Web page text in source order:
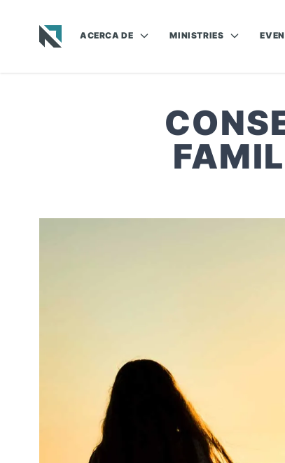
ACERCA DE MINISTRIES